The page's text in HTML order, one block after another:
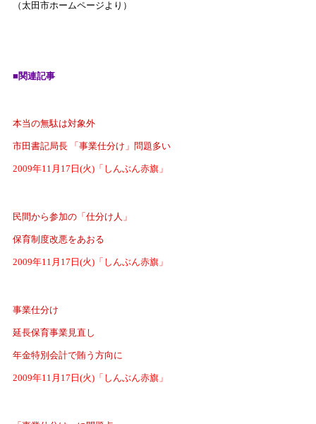
（太田市ホームページより）
■関連記事
本当の無駄は対象外
市田書記局長 「事業仕分け」問題多い
2009年11月17日(火)「しんぶん赤旗」
民間から参加の「仕分け人」
保育制度改悪をあおる
2009年11月17日(火)「しんぶん赤旗」
事業仕分け
延長保育事業見直し
年金特別会計で賄う方向に
2009年11月17日(火)「しんぶん赤旗」